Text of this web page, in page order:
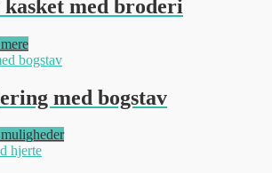
varesiden
varianter.
vælges
varesiden
kasket med broderi
med bogstav
Dette